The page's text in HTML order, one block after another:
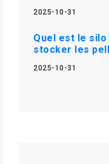
2025-10-31
Quel est le
stocker les
2025-10-31